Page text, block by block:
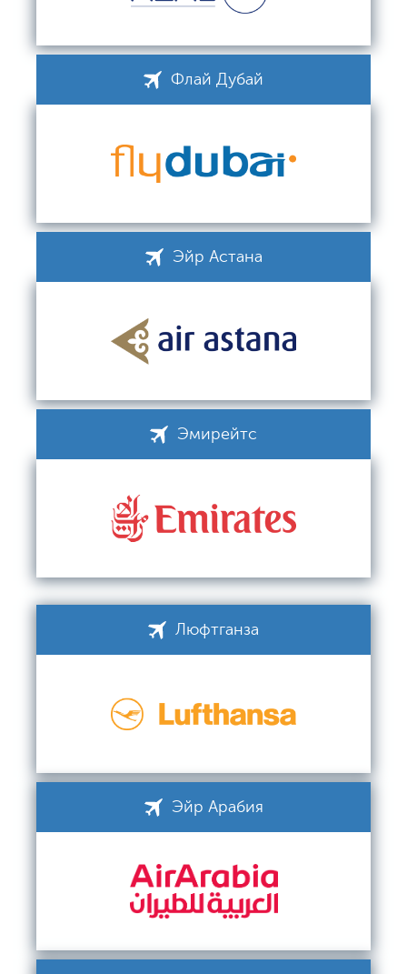
Флай Дубай
Эйр Астана
Эмирейтс
Люфтганза
Эйр Арабия